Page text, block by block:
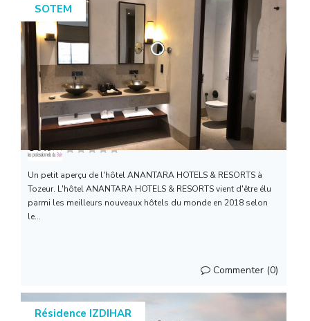
SOTEM
Sotem Distribution
Un petit aperçu de l'hôtel ANANTARA HOTELS & RESORTS à
Tozeur. L'hôtel ANANTARA HOTELS & RESORTS vient d'être élu
parmi les meilleurs nouveaux hôtels du monde en 2018 selon
le...
Commenter (0)
Résidence IZDIHAR